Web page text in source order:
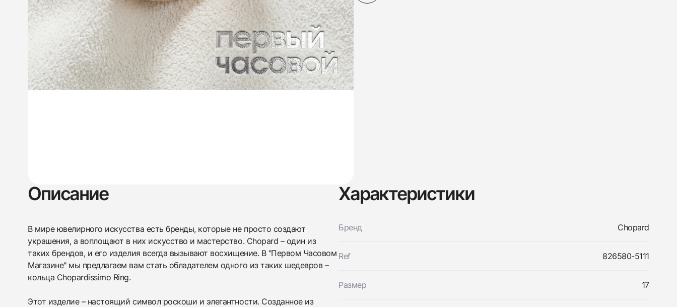
438
285
145
142
205
204
195
150
6
Описание
В мире ювелирного искусства есть бренды, которые не просто создают
украшения, а воплощают в них искусство и мастерство. Chopard – один из
таких брендов, и его изделия всегда вызывают восхищение. В "Первом Часовом
Магазине" мы предлагаем вам стать обладателем одного из таких шедевров –
кольца Chopardissimo Ring.
Этот изделие – настоящий символ роскоши и элегантности. Созданное из
Характеристики
Бренд Chopard
Ref 826580-5111
Размер 17